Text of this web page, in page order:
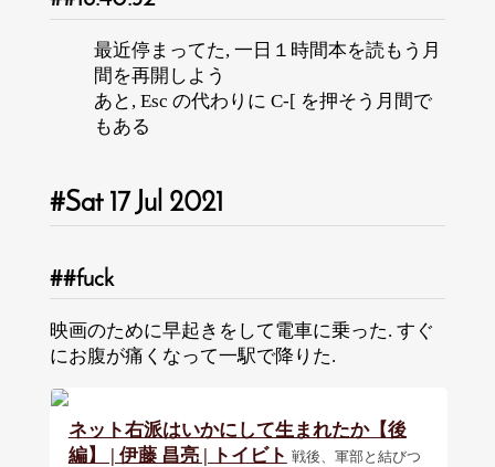
最近停まってた, 一日１時間本を読もう月
間を再開しよう
あと, Esc の代わりに C-[ を押そう月間で
もある
Sat 17 Jul 2021
fuck
映画のために早起きをして電車に乗った. すぐ
にお腹が痛くなって一駅で降りた.
ネット右派はいかにして生まれたか【後
編】 | 伊藤 昌亮 | トイビト 戦後、軍部と結びつ